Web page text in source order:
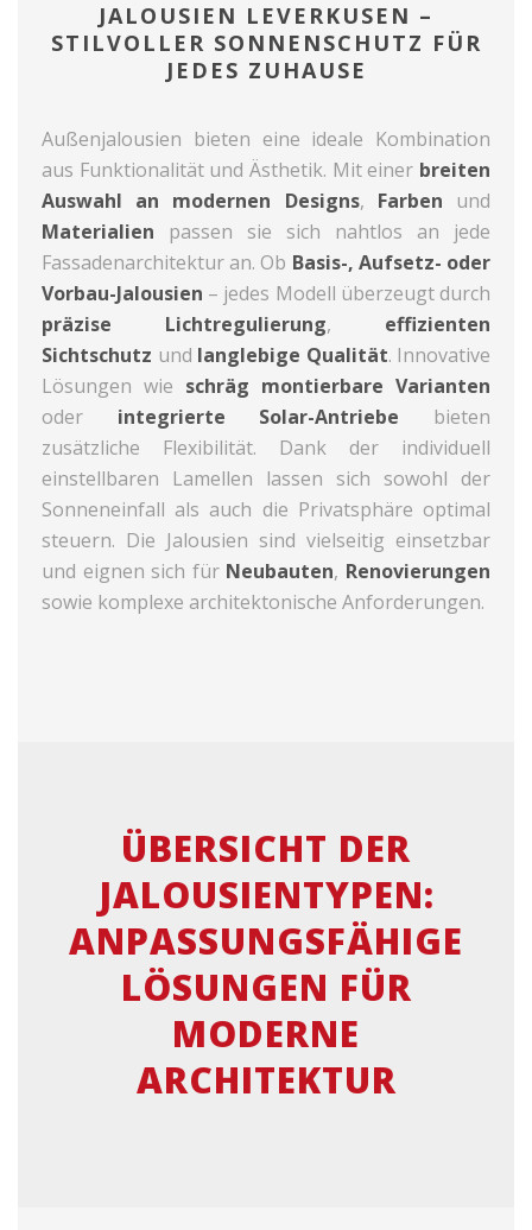
JALOUSIEN LEVERKUSEN –
STILVOLLER SONNENSCHUTZ FÜR
JEDES ZUHAUSE
Außenjalousien bieten eine ideale Kombination
aus Funktionalität und Ästhetik. Mit einer breiten
Auswahl an modernen Designs, Farben und
Materialien passen sie sich nahtlos an jede
Fassadenarchitektur an. Ob Basis-, Aufsetz- oder
Vorbau-Jalousien – jedes Modell überzeugt durch
präzise Lichtregulierung, effizienten
Sichtschutz und langlebige Qualität. Innovative
Lösungen wie schräg montierbare Varianten
oder integrierte Solar-Antriebe bieten
zusätzliche Flexibilität. Dank der individuell
einstellbaren Lamellen lassen sich sowohl der
Sonneneinfall als auch die Privatsphäre optimal
steuern. Die Jalousien sind vielseitig einsetzbar
und eignen sich für Neubauten, Renovierungen
sowie komplexe architektonische Anforderungen.
ÜBERSICHT DER
JALOUSIENTYPEN:
ANPASSUNGSFÄHIGE
LÖSUNGEN FÜR
MODERNE
ARCHITEKTUR